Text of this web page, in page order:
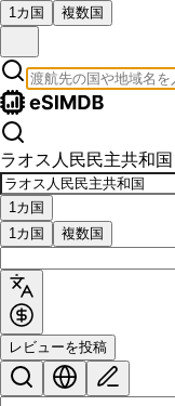
1カ国 複数国
ラオス人民民主共和国
1カ国
1カ国
複数国
レビューを投稿